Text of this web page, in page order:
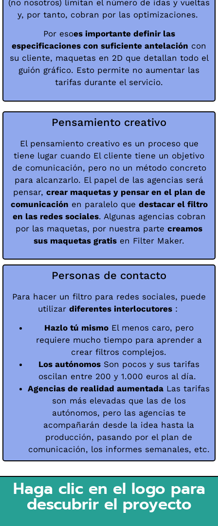
(no nosotros) limitan el número de idas y vueltas
y, por tanto, cobran por las optimizaciones.
Por esoes importante definir las
especificaciones con suficiente antelación con
su cliente, maquetas en 2D que detallan todo el
guión gráfico. Esto permite no aumentar las
tarifas durante el servicio.
Pensamiento creativo
El pensamiento creativo es un proceso que
tiene lugar cuando El cliente tiene un objetivo
de comunicación, pero no un método concreto
para alcanzarlo. El papel de las agencias será
pensar, crear maquetas y pensar en el plan de
comunicación en paralelo que destacar el filtro
en las redes sociales. Algunas agencias cobran
por las maquetas, por nuestra parte creamos
sus maquetas gratis en Filter Maker.
Personas de contacto
Para hacer un filtro para redes sociales, puede
utilizar diferentes interlocutores:
Hazlo tú mismoEl menos caro, pero
requiere mucho tiempo para aprender a
crear filtros complejos.
Los autónomosSon pocos y sus tarifas
oscilan entre 200 y 1.000 euros al día.
Agencias de realidad aumentada Las tarifas
son más elevadas que las de los
autónomos, pero las agencias te
acompañarán desde la idea hasta la
producción, pasando por el plan de
comunicación, los informes semanales, etc.
Haga clic en el logo para
descubrir el proyecto